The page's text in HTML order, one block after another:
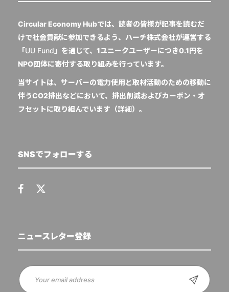
Circular Economy Hubでは、読者の皆様が記事を読むだ
けで社会貢献に参加できるよう、ハーチ株式会社が運営する
「UU Fund 」を通じて、1ユニークユーザーにつき0.1円を
NPO団体に寄付する取り組みを行っています。
当サイトは、サーバーの電力使用と取材活動のための移動に
伴うCO2排出などにおいて、排出削減およびカーボン・オ
フセットに取り組んでいます（詳細）。
SNSでフォローする
ニュースレター登録